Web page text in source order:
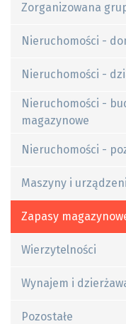
Zorganizowana
Nieruchomości -
Nieruchomości -
Nieruchomości -
magazynowe
Nieruchomości -
Maszyny i
Zapasy
Wierzytelności
Wynajem i
Pozostałe